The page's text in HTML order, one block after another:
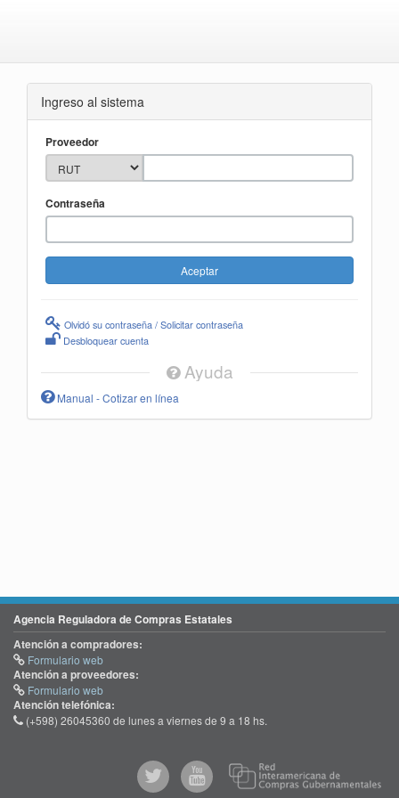
Ingreso al sistema
Proveedor
Contraseña
Olvidó su contraseña / Solicitar contraseña
Desbloquear cuenta
Ayuda
Manual - Cotizar en línea
Agencia Reguladora de Compras Estatales
Atención a compradores:
Formulario web
Atención a proveedores:
Formulario web
Atención telefónica:
(+598) 26045360 de lunes a viernes de 9 a 18 hs.
@comprasgubuy
ACCE